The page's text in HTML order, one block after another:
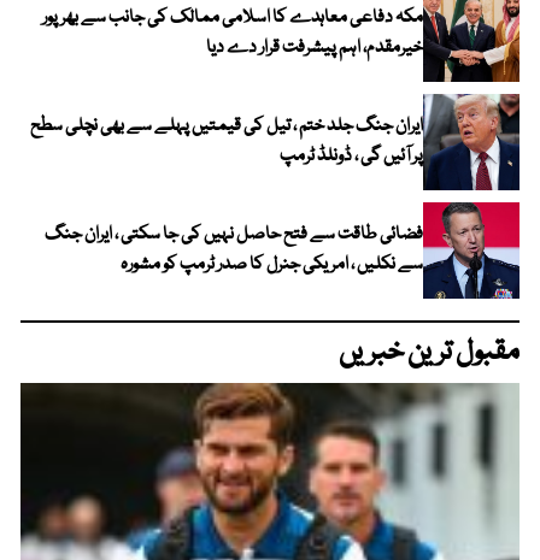
مکہ دفاعی معاہدے کا اسلامی ممالک کی جانب سے بھرپور
خیرمقدم، اہم پیشرفت قرار دے دیا
ایران جنگ جلد ختم ، تیل کی قیمتیں پہلے سے بھی نچلی سطح
پر آئیں گی ، ڈونلڈ ٹرمپ
فضائی طاقت سے فتح حاصل نہیں کی جا سکتی ، ایران جنگ
سے نکلیں ، امریکی جنرل کا صدر ٹرمپ کو مشورہ
مقبول ترین خبریں